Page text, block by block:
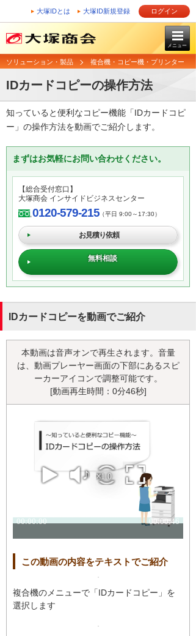
大塚IDとは 大塚ID新規登録 ログイン
メニュー
ソリューション・製品 複合機・コピー機・プリンター
IDカードコピーの操作方法
知っていると便利なコピー機能「IDカードコピ
ー」の操作方法を動画でご紹介します。
まずはお気軽にお問い合わせください。
【総合受付窓口】
大塚商会 インサイドビジネスセンター
0120-579-215（平日 9:00～17:30）
お見積り依頼
無料相談
IDカードコピーを動画でご紹介
本動画は音声オンで再生されます。音量
は、動画プレーヤー画面の下部にあるスピ
ーカーアイコンで調整可能です。
[動画再生時間：0分46秒]
この動画の内容をテキストでご紹介
複合機のメニューで「IDカードコピー」を
選択します